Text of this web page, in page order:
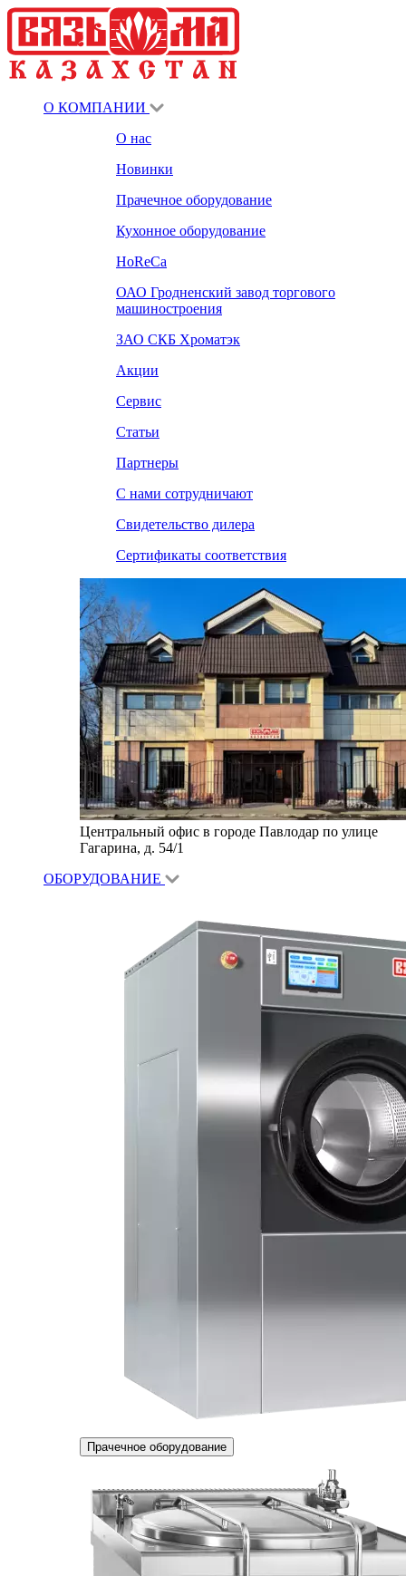
О КОМПАНИИ
О нас
Новинки
Прачечное оборудование
Кухонное оборудование
HoReCa
ОАО Гродненский завод торгового
машиностроения
ЗАО СКБ Хроматэк
Акции
Сервис
Статьи
Партнеры
С нами сотрудничают
Свидетельство дилера
Сертификаты соответствия
Центральный офис в городе Павлодар по улице
Гагарина, д. 54/1
ОБОРУДОВАНИЕ
Прачечное оборудование